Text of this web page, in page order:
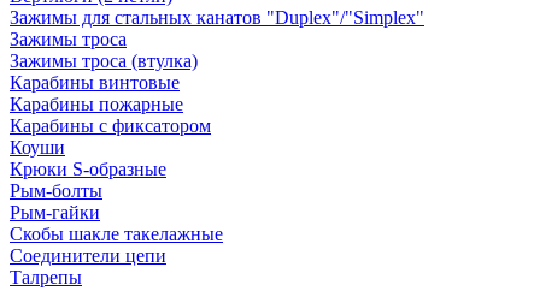
Зажимы для стальных канатов "Duplex"/"Simplex"
Зажимы троса
Зажимы троса (втулка)
Карабины винтовые
Карабины пожарные
Карабины с фиксатором
Коуши
Крюки S-образные
Рым-болты
Рым-гайки
Скобы шакле такелажные
Соединители цепи
Талрепы